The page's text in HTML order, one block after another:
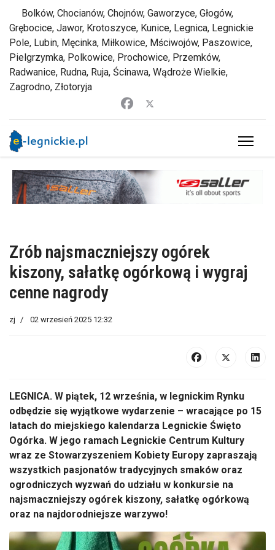
Bolków, Chocianów, Chojnów, Gaworzyce, Głogów,
Grębocice, Jawor, Krotoszyce, Kunice, Legnica, Legnickie
Pole, Lubin, Męcinka, Miłkowice, Mściwojów, Paszowice,
Pielgrzymka, Polkowice, Prochowice, Przemków,
Radwanice, Rudna, Ruja, Ścinawa, Wądroże Wielkie,
Zagrodno, Złotoryja
Zrób najsmaczniejszy ogórek
kiszony, sałatkę ogórkową i wygraj
cenne nagrody
zj 02 wrzesień 2025 12:32
LEGNICA. W piątek, 12 września, w legnickim Rynku
odbędzie się wyjątkowe wydarzenie – wracające po 15
latach do miejskiego kalendarza Legnickie Święto
Ogórka. W jego ramach Legnickie Centrum Kultury
wraz ze Stowarzyszeniem Kobiety Europy zapraszają
wszystkich pasjonatów tradycyjnych smaków oraz
ogrodniczych wyzwań do udziału w konkursie na
najsmaczniejszy ogórek kiszony, sałatkę ogórkową
oraz na najdorodniejsze warzywo!